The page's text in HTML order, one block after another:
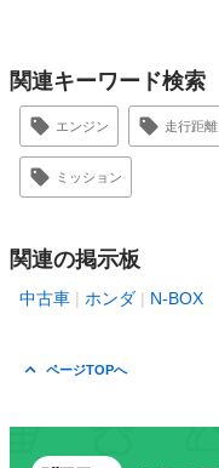
関連キーワード検索
エンジン 走行距離
ミッション
関連の掲示板
中古車 ホンダ N-BOX
ページTOPへ